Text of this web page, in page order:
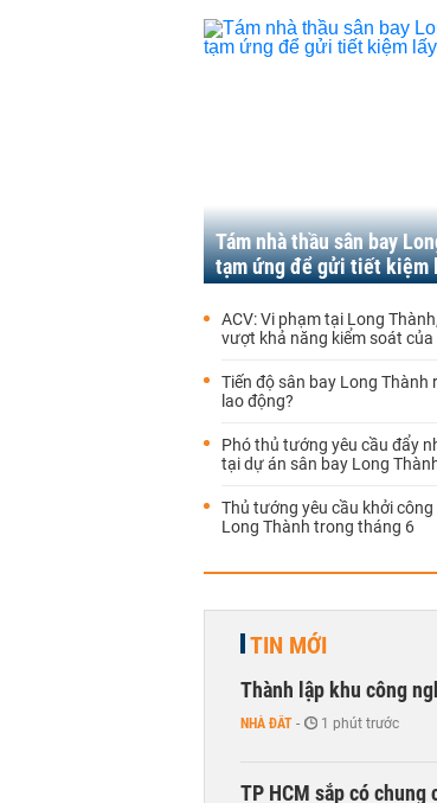
Tám nhà thầu sân bay
tạm ứng để gửi tiết kiệm
ACV: Vi phạm tại Long
vượt khả năng kiểm soát của
Tiến độ sân bay Long Thành
lao động?
Phó thủ tướng yêu cầu đẩy
tại dự án sân bay Long
Thủ tướng yêu cầu khởi
Long Thành trong tháng 6
TIN MỚI
Thành lập khu công
NHÀ ĐẤT - 1 phút trước
TP HCM sắp có chung